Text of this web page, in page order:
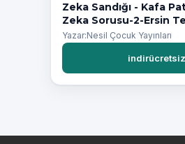
Zeka Sandığı - Kafa
Zeka Sorusu-2-Ersin
Yazar:Nesil Çocuk Yayınları
indirücretsiz